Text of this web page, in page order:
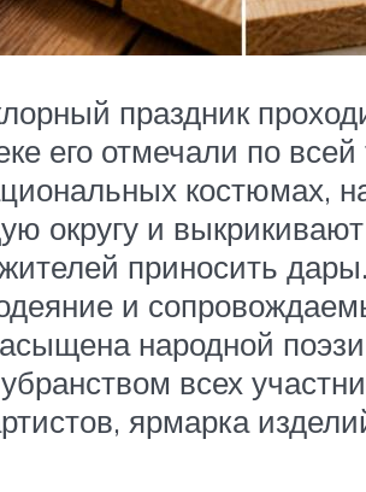
праздник
его отмечали по
костюмах,
округу и
приносить
и
народной
всех
ярмарка